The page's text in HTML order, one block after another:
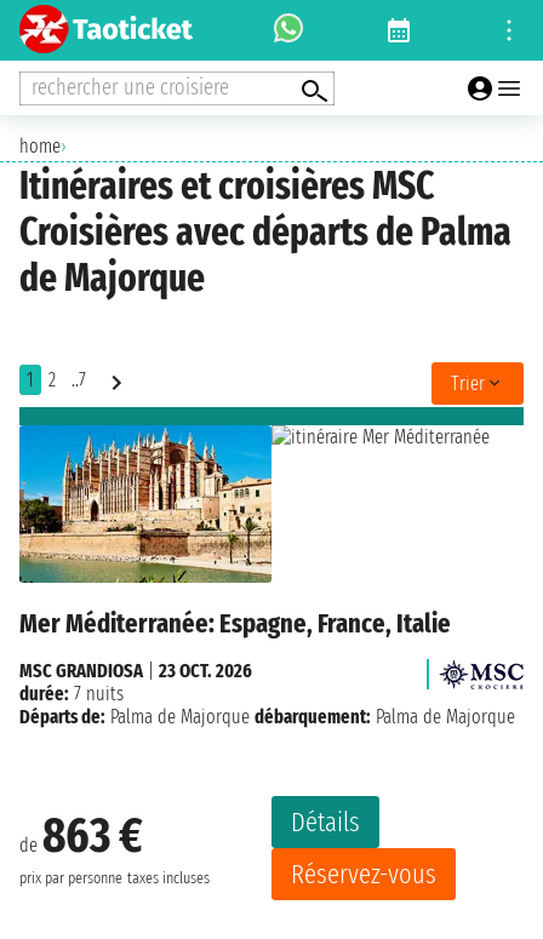
rechercher une croisiere
home›
Itinéraires et croisières MSC
Croisières avec départs de Palma
de Majorque
1 2 ..7 Trier
Mer Méditerranée: Espagne, France, Italie
de 863 €
prix par personne taxes incluses
Détails
Réservez-vous
MSC GRANDIOSA
23 OCT. 2026
durée: 7 nuits
Départs de: Palma de Majorque débarquement: Palma de Majorque